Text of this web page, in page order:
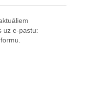
uz e-pastu: